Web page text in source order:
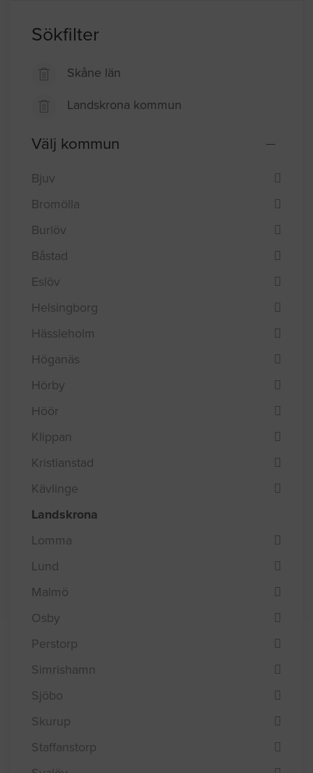
Sökfilter
Skåne län
Landskrona kommun
Välj kommun
Bjuv
Bromölla
Burlöv
Båstad
Eslöv
Helsingborg
Hässleholm
Höganäs
Hörby
Höör
Klippan
Kristianstad
Kävlinge
Landskrona
Lomma
Lund
Malmö
Osby
Perstorp
Simrishamn
Sjöbo
Skurup
Staffanstorp